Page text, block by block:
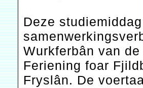
Deze
Wurkferbân van
Feriening foar
Fryslân. De